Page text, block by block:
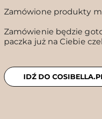
Zamówione produkty
Zamówienie będzie
paczka już na Ciebie
IDŹ DO